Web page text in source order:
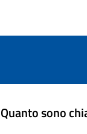
Quanto sono